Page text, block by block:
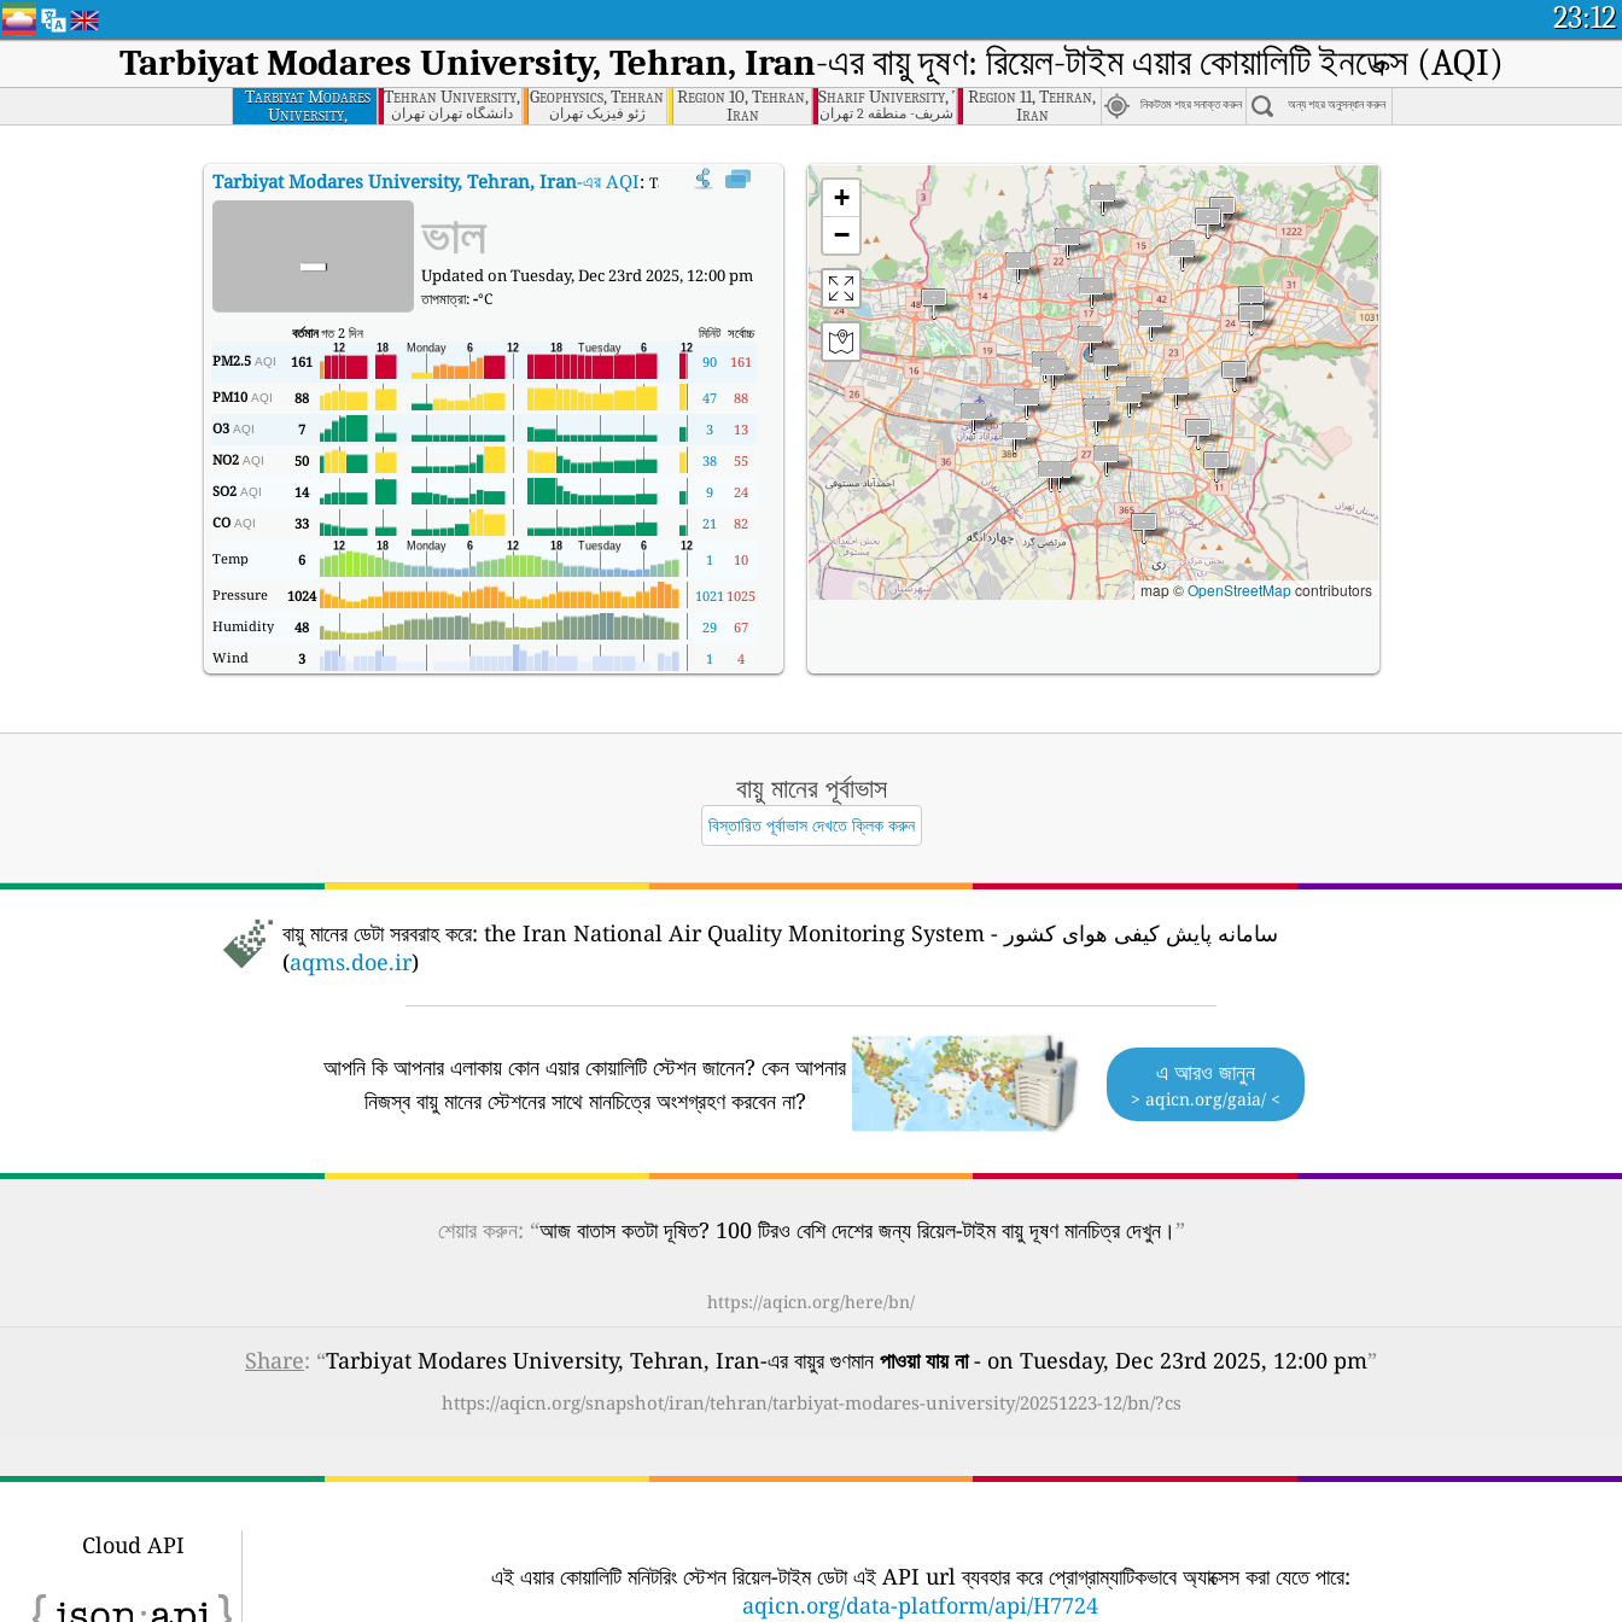
23:12
Tarbiyat Modares University, Tehran, Iran-এর বায়ু দূষণ: রিয়েল-টাইম এয়ার কোয়ালিটি ইনডেক্স (AQI)
Tarbiyat Modares
University,
Tehran, Iran
Tehran University, Tehran
دانشگاه تهران تهران
Geophysics, Tehran
ژئو فیزیک تهران
Region 10, Tehran,
Iran
Sharif University, Tehran
شریف- منطقه 2 تهران
Region 11, Tehran,
Iran
নিকটতম শহর সনাক্ত করুন অন্য শহর অনুসন্ধান করুন
Tarbiyat Modares University, Tehran, Iran-এর AQI: Tarbiyat Modares University, Tehran, Iran-এর রিয়েল-টাইম এয়ার কোয়ালিটি ইনডেক্স (AQI)।
- ভাল
Updated on Tuesday, Dec 23rd 2025, 12:00 pm
তাপমাত্রা:-°C
বর্তমানগত 2 দিন মিনিট সর্বোচ্চ
PM2.5 AQI 161 90
161
PM10 AQI 88 47
88
O3 AQI 7 3
13
NO2 AQI 50 38
55
SO2 AQI 14 9
24
CO AQI 33 21
82
Temp
6 1
10
Pressure
1024 1021 1025
Humidity
48 29
67
Wind
3 1 4
+
−
map ©OpenStreetMapcontributors
বায়ু মানের পূর্বাভাস
বিস্তারিত পূর্বাভাস দেখতে ক্লিক করুন
বায়ু মানের ডেটা সরবরাহ করে: the Iran National Air Quality Monitoring System - سامانه پایش کیفی هوای کشور
(aqms.doe.ir)
আপনি কি আপনার এলাকায় কোন এয়ার কোয়ালিটি স্টেশন জানেন? কেন আপনার
নিজস্ব বায়ু মানের স্টেশনের সাথে মানচিত্রে অংশগ্রহণ করবেন না?
এ আরও জানুন
> aqicn.org/gaia/ <
শেয়ার করুন: “আজ বাতাস কতটা দূষিত? 100 টিরও বেশি দেশের জন্য রিয়েল-টাইম বায়ু দূষণ মানচিত্র দেখুন।”
https://aqicn.org/here/bn/
Share: “Tarbiyat Modares University, Tehran, Iran-এর বায়ুর গুণমান পাওয়া যায় না- on Tuesday, Dec 23rd 2025, 12:00 pm”
https://aqicn.org/snapshot/iran/tehran/tarbiyat-modares-university/20251223-12/bn/?cs
Cloud API
এই এয়ার কোয়ালিটি মনিটরিং স্টেশন রিয়েল-টাইম ডেটা এই API url ব্যবহার করে প্রোগ্রাম্যাটিকভাবে অ্যাক্সেস করা যেতে পারে:
aqicn.org/data-platform/api/H7724